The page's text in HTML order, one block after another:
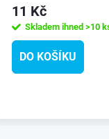
11 Kč
Skladem ihned >10
DO KOŠÍKU